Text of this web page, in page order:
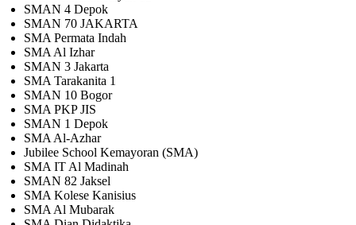
SMAN 4 Depok
SMAN 70 JAKARTA
SMA Permata Indah
SMA Al Izhar
SMAN 3 Jakarta
SMA Tarakanita 1
SMAN 10 Bogor
SMA PKP JIS
SMAN 1 Depok
SMA Al-Azhar
Jubilee School Kemayoran (SMA)
SMA IT Al Madinah
SMAN 82 Jaksel
SMA Kolese Kanisius
SMA Al Mubarak